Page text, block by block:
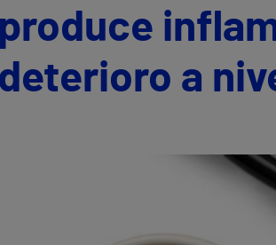
produce
deterioro a